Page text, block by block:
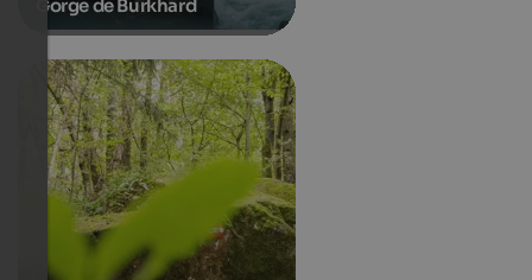
Gorge de Burkhard